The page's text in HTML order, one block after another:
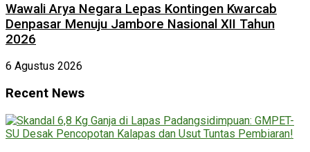
Wawali Arya Negara Lepas Kontingen Kwarcab
Denpasar Menuju Jambore Nasional XII Tahun
2026
6 Agustus 2026
Recent News